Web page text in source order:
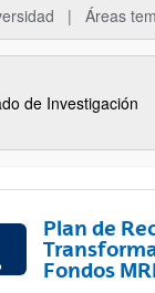
Áreas
de Investigación
Plan de
Fondos